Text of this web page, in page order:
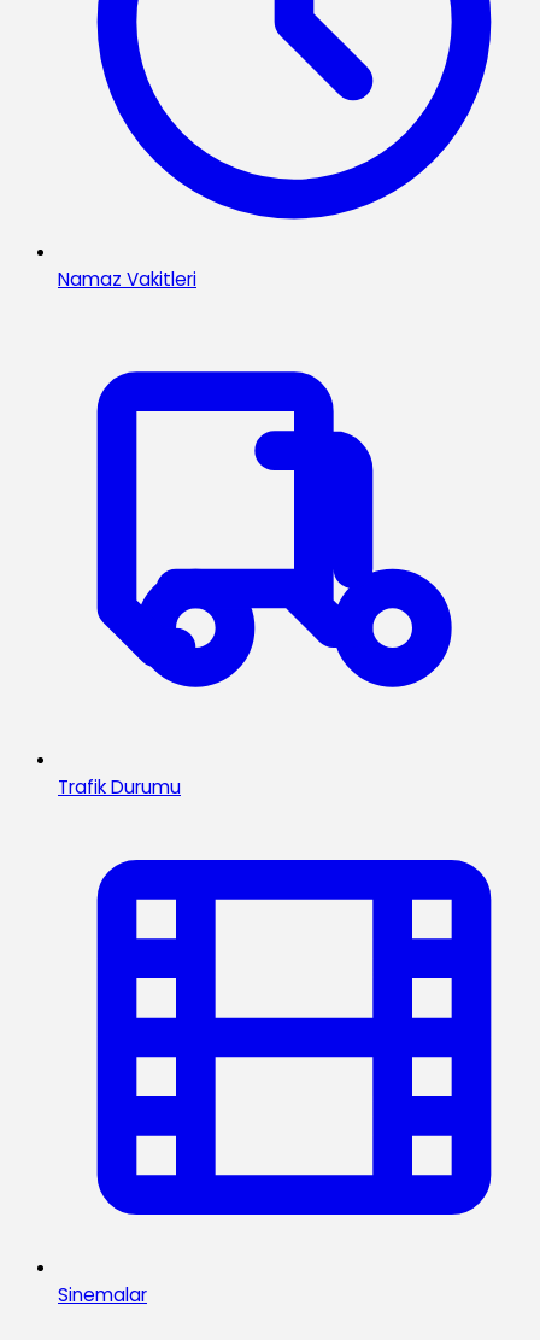
Namaz Vakitleri
Trafik Durumu
Sinemalar